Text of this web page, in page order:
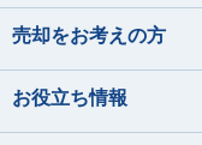
売却をお考えの方
お役立ち情報